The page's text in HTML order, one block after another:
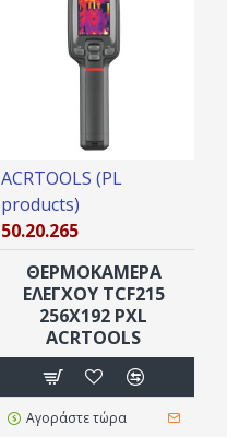
ACRTOOLS (PL
products)
50.20.265
ΘΕΡΜΟΚΑΜΕΡΑ
ΕΛΕΓΧΟΥ TCF215
256X192 PXL
ACRTOOLS
Αγοράστε τώρα